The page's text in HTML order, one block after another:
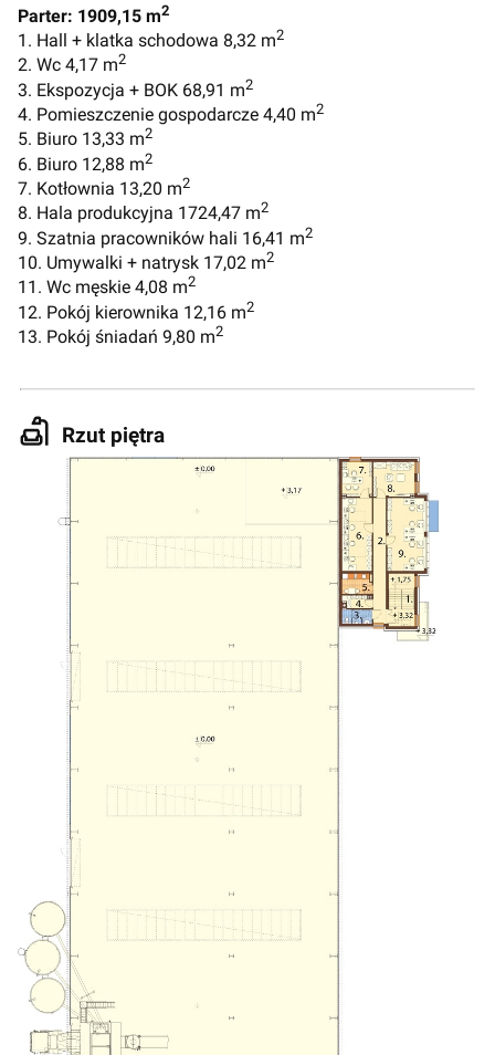
Parter: 1909,15 m2
1. Hall + klatka schodowa 8,32 m2
2. Wc 4,17 m2
3. Ekspozycja + BOK 68,91 m2
4. Pomieszczenie gospodarcze 4,40 m2
5. Biuro 13,33 m2
6. Biuro 12,88 m2
7. Kotłownia 13,20 m2
8. Hala produkcyjna 1724,47 m2
9. Szatnia pracowników hali 16,41 m2
10. Umywalki + natrysk 17,02 m2
11. Wc męskie 4,08 m2
12. Pokój kierownika 12,16 m2
13. Pokój śniadań 9,80 m2
Rzut piętra